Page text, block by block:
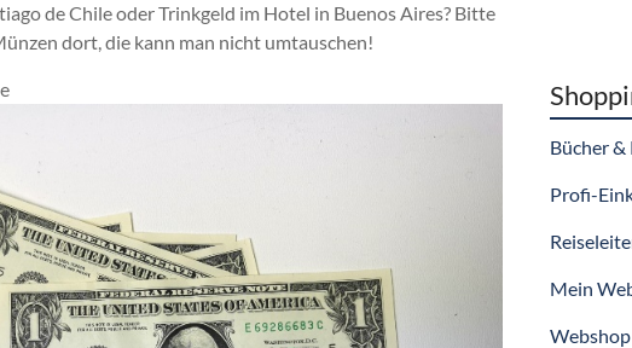
de Chile oder Trinkgeld im Hotel in Buenos Aires? Bitte
dort, die kann man nicht umtauschen!
Bücher
Profi-
Mein